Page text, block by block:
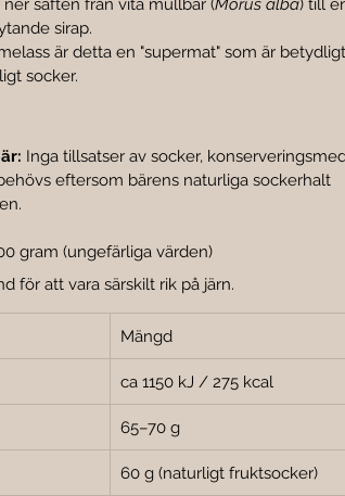
saften från vita mullbär (Morus alba) till
sirap.
är detta en "supermat" som är betydligt
socker.
Inga tillsatser av socker,
eftersom bärens naturliga sockerhalt
gram (ungefärliga värden)
för att vara särskilt rik på järn.
Mängd
ca 1150 kJ / 275 kcal
65–70 g
60 g (naturligt fruktsocker)